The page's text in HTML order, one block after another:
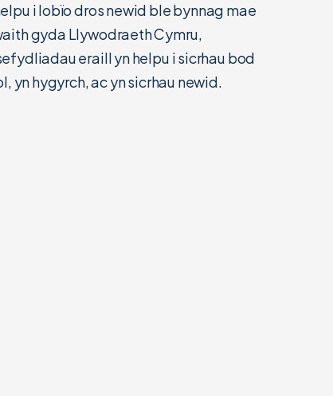
i lobïo dros newid ble bynnag mae
gyda Llywodraeth Cymru,
eraill yn helpu i sicrhau bod
yn hygyrch, ac yn sicrhau newid.